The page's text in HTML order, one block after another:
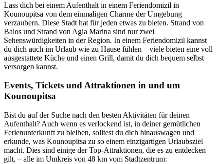
Lass dich bei einem Aufenthalt in einem Feriendomizil in
Kounoupitsa von dem einmaligen Charme der Umgebung
verzaubern. Diese Stadt hat für jeden etwas zu bieten. Strand von
Balos und Strand von Agia Marina sind nur zwei
Sehenswürdigkeiten in der Region. In einem Feriendomizil kannst
du dich auch im Urlaub wie zu Hause fühlen – viele bieten eine voll
ausgestattete Küche und einen Grill, damit du dich bequem selbst
versorgen kannst.
Events, Tickets und Attraktionen in und um
Kounoupitsa
Bist du auf der Suche nach den besten Aktivitäten für deinen
Aufenthalt? Auch wenn es verlockend ist, in deiner gemütlichen
Ferienunterkunft zu bleiben, solltest du dich hinauswagen und
erkunde, was Kounoupitsa zu so einem einzigartigen Urlaubsziel
macht. Dies sind einige der Top-Attraktionen, die es zu entdecken
gilt, – alle im Umkreis von 48 km vom Stadtzentrum: